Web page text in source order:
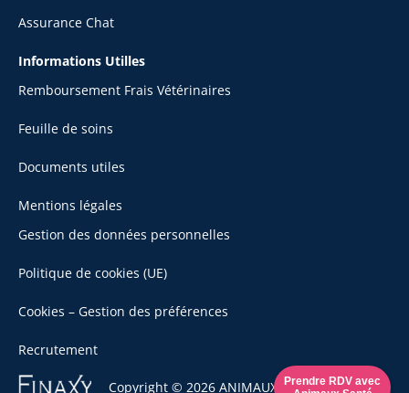
Prendre RDV avec
Assurance Chat
Informations Utilles
Remboursement Frais Vétérinaires
Feuille de soins
Documents utiles
Mentions légales
Gestion des données personnelles
Politique de cookies (UE)
Cookies – Gestion des préférences
Recrutement
Se
Copyright © 2026 ANIMAUX SANTÉ